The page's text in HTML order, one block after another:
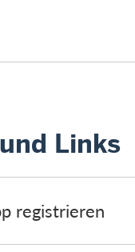
Links
registrieren